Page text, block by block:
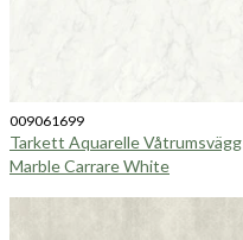
009061699
Tarkett Aquarelle Våtrumsvägg
Marble Carrare White